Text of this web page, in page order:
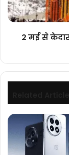
के
लिए
2 मई से